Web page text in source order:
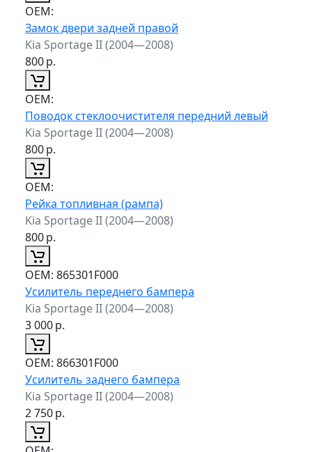
ОЕМ:
Замок двери задней правой
Kia Sportage II (2004—2008)
800р.
ОЕМ:
Поводок стеклоочистителя передний левый
Kia Sportage II (2004—2008)
800р.
ОЕМ:
Рейка топливная (рампа)
Kia Sportage II (2004—2008)
800р.
ОЕМ: 865301F000
Усилитель переднего бампера
Kia Sportage II (2004—2008)
3 000р.
ОЕМ: 866301F000
Усилитель заднего бампера
Kia Sportage II (2004—2008)
2 750р.